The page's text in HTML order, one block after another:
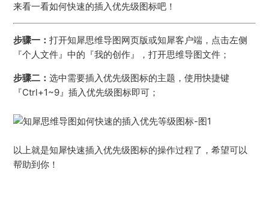
来看一看如何快速的插入优先级图标吧！
步骤一：打开知犀思维导图网页版或知犀客户端，点击左侧
『个人文件』中的『我的创作』，打开思维导图文件；
步骤二：选中需要插入优先级图标的主题，使用快捷键
『Ctrl+1~9』插入优先级图标即可；
以上就是知犀快速插入优先级图标的操作过程了，希望可以
帮助到你！